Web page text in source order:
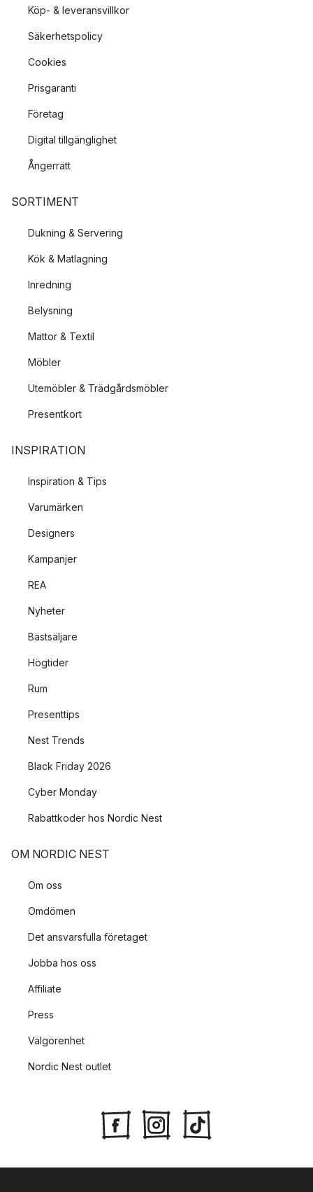
Köp- & leveransvillkor
Säkerhetspolicy
Cookies
Prisgaranti
Företag
Digital tillgänglighet
Ångerrätt
SORTIMENT
Dukning & Servering
Kök & Matlagning
Inredning
Belysning
Mattor & Textil
Möbler
Utemöbler & Trädgårdsmöbler
Presentkort
INSPIRATION
Inspiration & Tips
Varumärken
Designers
Kampanjer
REA
Nyheter
Bästsäljare
Högtider
Rum
Presenttips
Nest Trends
Black Friday 2026
Cyber Monday
Rabattkoder hos Nordic Nest
OM NORDIC NEST
Om oss
Omdömen
Det ansvarsfulla företaget
Jobba hos oss
Affiliate
Press
Välgörenhet
Nordic Nest outlet